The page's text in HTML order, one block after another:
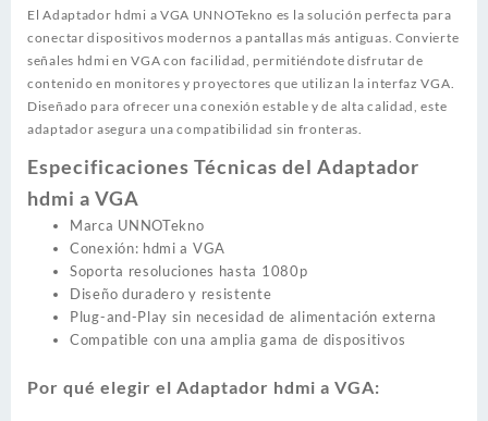
El Adaptador hdmi a VGA UNNOTekno es la solución perfecta para
conectar dispositivos modernos a pantallas más antiguas. Convierte
señales hdmi en VGA con facilidad, permitiéndote disfrutar de
contenido en monitores y proyectores que utilizan la interfaz VGA.
Diseñado para ofrecer una conexión estable y de alta calidad, este
adaptador asegura una compatibilidad sin fronteras.
Especificaciones Técnicas del Adaptador
hdmi a VGA
Marca UNNOTekno
Conexión: hdmi a VGA
Soporta resoluciones hasta 1080p
Diseño duradero y resistente
Plug-and-Play sin necesidad de alimentación externa
Compatible con una amplia gama de dispositivos
Por qué elegir el Adaptador hdmi a VGA: